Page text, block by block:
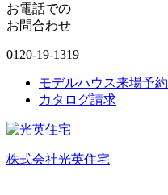
お電話での
お問合わせ
0120-19-1319
モデルハウス来場予約
カタログ請求
株式会社光英住宅